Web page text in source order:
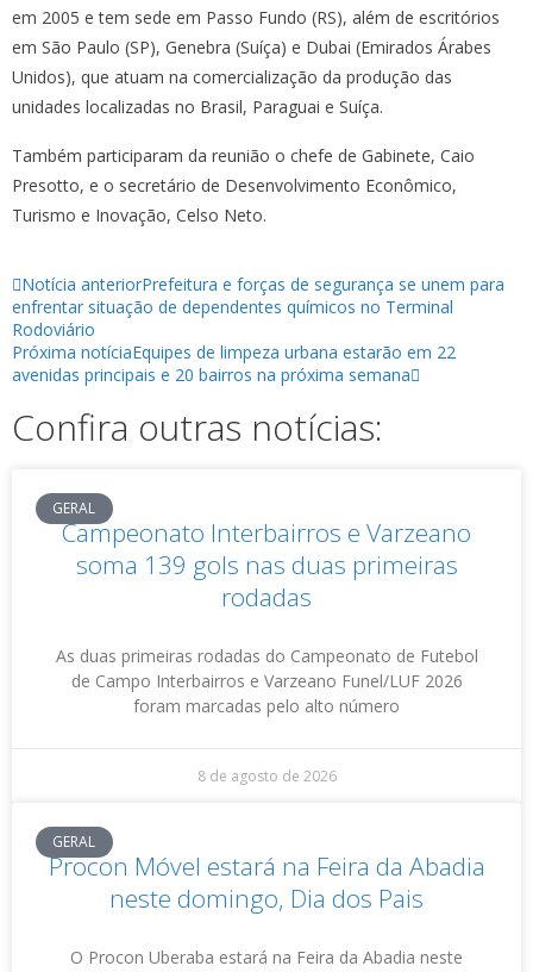
em 2005 e tem sede em Passo Fundo (RS), além de escritórios
em São Paulo (SP), Genebra (Suíça) e Dubai (Emirados Árabes
Unidos), que atuam na comercialização da produção das
unidades localizadas no Brasil, Paraguai e Suíça.
Também participaram da reunião o chefe de Gabinete, Caio
Presotto, e o secretário de Desenvolvimento Econômico,
Turismo e Inovação, Celso Neto.
Notícia anteriorPrefeitura e forças de segurança se unem para
enfrentar situação de dependentes químicos no Terminal
Rodoviário
Próxima notíciaEquipes de limpeza urbana estarão em 22
avenidas principais e 20 bairros na próxima semana
Confira outras notícias:
GERAL
Campeonato Interbairros e Varzeano
soma 139 gols nas duas primeiras
rodadas
As duas primeiras rodadas do Campeonato de Futebol
de Campo Interbairros e Varzeano Funel/LUF 2026
foram marcadas pelo alto número
8 de agosto de 2026
GERAL
Procon Móvel estará na Feira da Abadia
neste domingo, Dia dos Pais
O Procon Uberaba estará na Feira da Abadia neste